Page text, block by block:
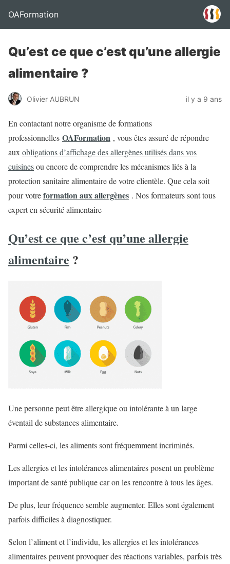
OAFormation
Qu’est ce que c’est qu’une allergie
alimentaire ?
Olivier AUBRUN il y a 9 ans
En contactant notre organisme de formations
professionnelles OAFormation , vous êtes assuré de répondre
aux obligations d’affichage des allergènes utilisés dans vos
cuisinesou encore de comprendre les mécanismes liés à la
protection sanitaire alimentaire de votre clientèle. Que cela soit
pour votreformation aux allergènes . Nos formateurs sont tous
expert en sécurité alimentaire
Qu’est ce que c’est qu’une allergie
alimentaire ?
Une personne peut être allergique ou intolérante à un large
éventail de substances alimentaire.
Parmi celles-ci, les aliments sont fréquemment incriminés.
Les allergies et les intolérances alimentaires posent un problème
important de santé publique car on les rencontre à tous les âges.
De plus, leur fréquence semble augmenter. Elles sont également
parfois difficiles à diagnostiquer.
Selon l’aliment et l’individu, les allergies et les intolérances
alimentaires peuvent provoquer des réactions variables, parfois très